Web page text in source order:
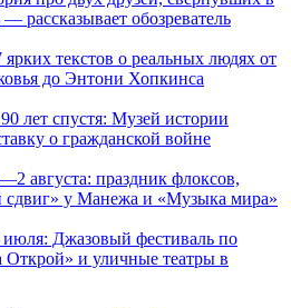
рассказывает обозреватель
текстов о реальных людях от
до Энтони Хопкинса
лет спустя: Музей истории
о гражданской войне
августа: праздник флоксов,
сдвиг» у Манежа и «Музыка мира»
Джазовый фестиваль по
Открой» и уличные театры в